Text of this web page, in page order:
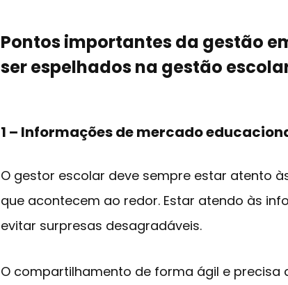
Pontos importantes da gestão
ser espelhados na gestão
1 – Informações de mercado
O gestor escolar deve sempre estar atento
que acontecem ao redor. Estar atendo às
evitar surpresas desagradáveis.
O compartilhamento de forma ágil e precisa